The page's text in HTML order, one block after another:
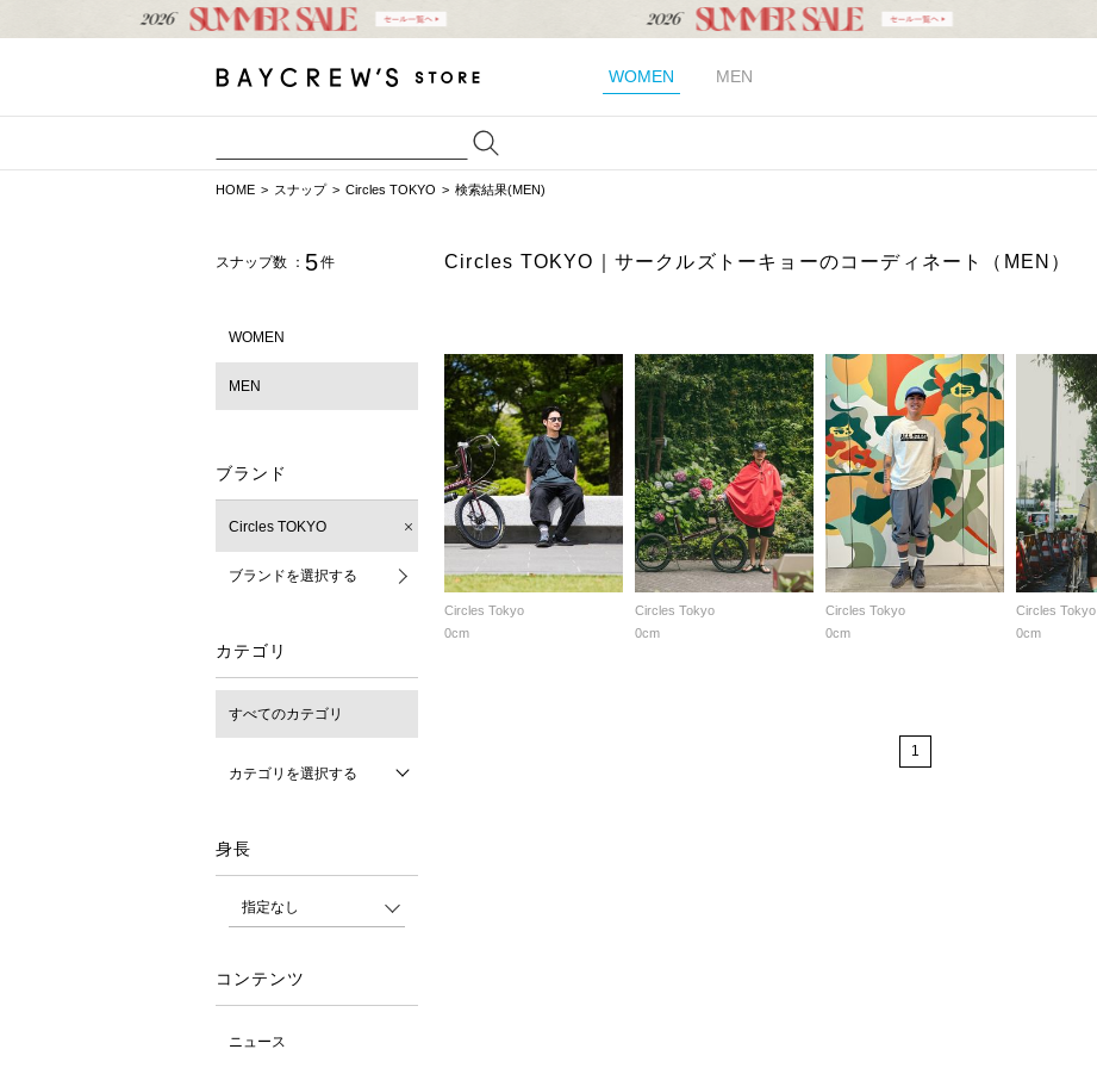
WOMEN MEN
HOME スナップ Circles TOKYO 検索結果(MEN)
スナップ数 ： 5件
WOMEN
MEN
ブランド
Circles TOKYO
ブランドを選択する
カテゴリ
すべてのカテゴリ
カテゴリを選択する
身長
コンテンツ
ニュース
Circles TOKYO｜サークルズトーキョーのコーディネート（MEN）
Circles Tokyo
0cm
Circles Tokyo
0cm
Circles Tokyo
0cm
Circles Tokyo
0cm
1